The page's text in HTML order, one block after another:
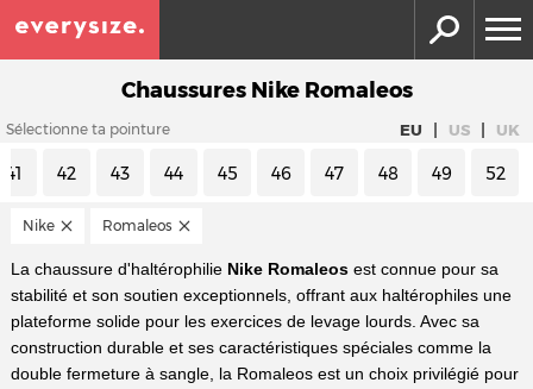
Chaussures Nike Romaleos
Sélectionne ta pointure EU | US | UK
41 42 43 44 45 46 47 48 49 52
Nike Romaleos
La chaussure d'haltérophilie Nike Romaleosest connue pour sa
stabilité et son soutien exceptionnels, offrant aux haltérophiles une
plateforme solide pour les exercices de levage lourds. Avec sa
construction durable et ses caractéristiques spéciales comme la
double fermeture à sangle, la Romaleos est un choix privilégié pour